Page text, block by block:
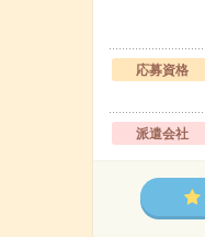
応募資格
派遣会社